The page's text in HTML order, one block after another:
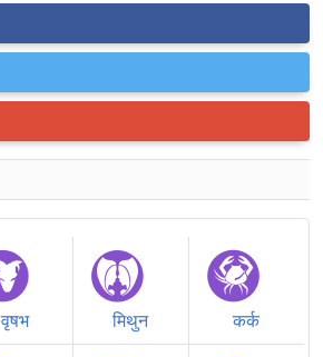
वृषभ मिथुन कर्क